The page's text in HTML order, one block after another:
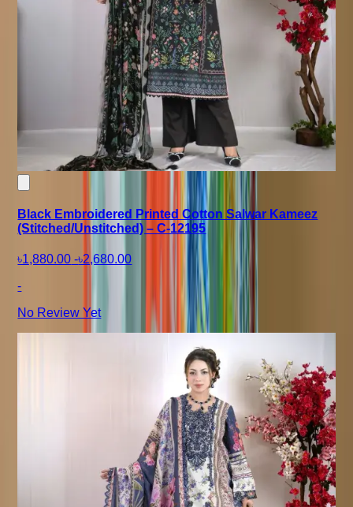
Black Embroidered Printed Cotton Salwar Kameez
(Stitched/Unstitched) – C-12195
৳1,880.00 -৳2,680.00
-
No Review Yet